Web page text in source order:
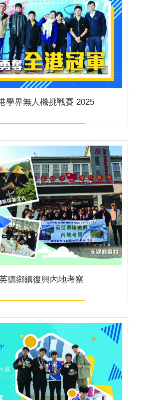
學界無人機挑戰賽 2025
德鄉鎮復興內地考察